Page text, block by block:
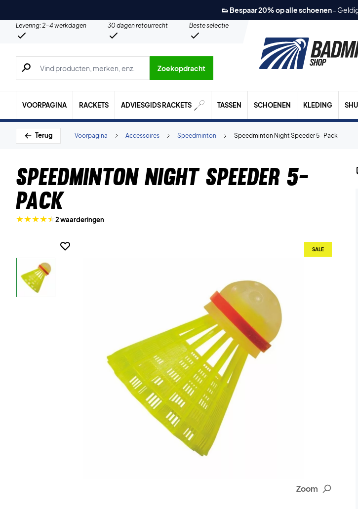
👟 Bespaar 20% op alle schoenen-
Levering: 2-4 werkdagen 30 dagen retourrecht
Beste selectie
Zoeken naar producten, merken etc.
Zoekopdracht
VOORPAGINA RACKETS ADVIESGIDS RACKETS TASSEN SCHOENEN KLEDING
Terug Speedminton Night Speeder 5-Pack
Speedminton
Accessoires
Voorpagina
Speedminton Night Speeder 5-
Pack
2 waarderingen
Zoom
SALE